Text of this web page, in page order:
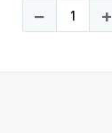
− +